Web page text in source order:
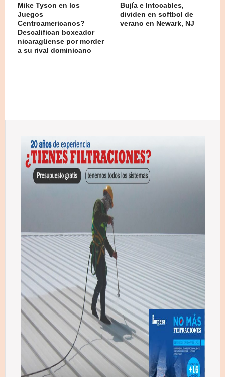
Mike Tyson en los
Juegos
Centroamericanos?
Descalifican boxeador
nicaragüense por morder
a su rival dominicano
Bujía e Intocables,
dividen en softbol de
verano en Newark, NJ